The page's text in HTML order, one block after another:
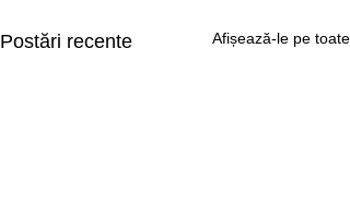
Postări recente Afișează-le pe toate